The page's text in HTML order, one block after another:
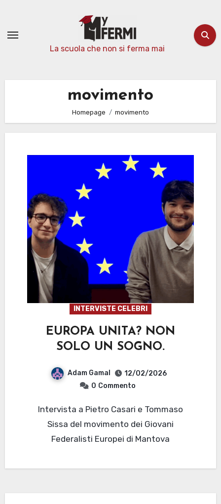
contenuto
La scuola che non si ferma mai
movimento
Homepage movimento
INTERVISTE CELEBRI
EUROPA UNITA? NON
SOLO UN SOGNO.
Adam Gamal
12/02/2026
0 Commento
Intervista a Pietro Casari e Tommaso
Sissa del movimento dei Giovani
Federalisti Europei di Mantova